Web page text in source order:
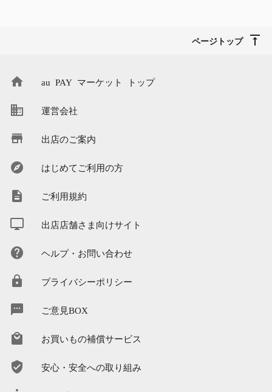
ページトップ
au PAY マーケット トップ
運営会社
出店のご案内
はじめてご利用の方
ご利用規約
出店店舗さま向けサイト
ヘルプ・お問い合わせ
プライバシーポリシー
ご意見BOX
お買いもの補償サービス
安心・安全への取り組み